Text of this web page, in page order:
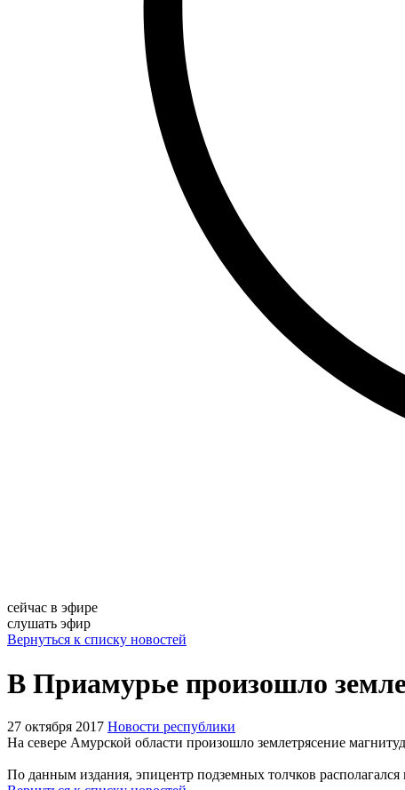
сейчас в эфире
слушать эфир
Вернуться к списку новостей
В Приамурье произошло
27 октября 2017 Новости республики
На севере Амурской области произошло землетрясение
По данным издания, эпицентр подземных толчков